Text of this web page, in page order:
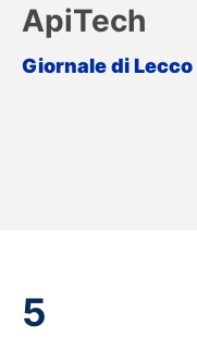
ApiTech
Giornale di Lecco
5